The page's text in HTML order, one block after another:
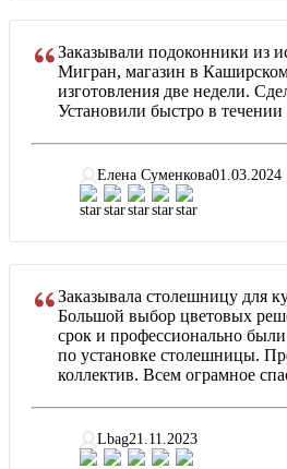
Заказывали подоконники из
Мигран, магазин в
изготовления две недели.
Установили быстро в течении
Елена Суменкова01.03.2024
Заказывала столешницу для
Большой выбор цветовых
срок и профессионально
по установке столешницы.
коллектив. Всем ограмное
Lbag21.11.2023